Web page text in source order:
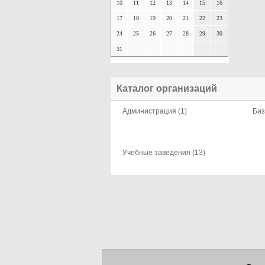
10 11 12 13 14 15 16
17 18 19 20 21 22 23
24 25 26 27 28 29 30
31
Каталог организаций
Администрация (1)
Учебные заведения (13)